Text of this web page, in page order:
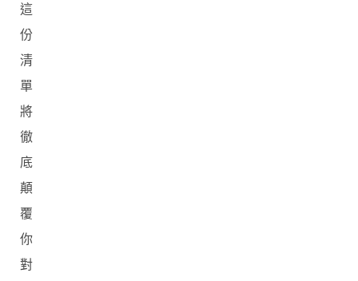
這
份
清
單
將
徹
底
顛
覆
你
對